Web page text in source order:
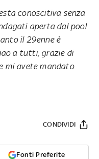
conoscitiva senza
aperta dal pool
il 29enne è
a tutti, grazie di
avete mandato.
Fonti Preferite
CONDIVIDI